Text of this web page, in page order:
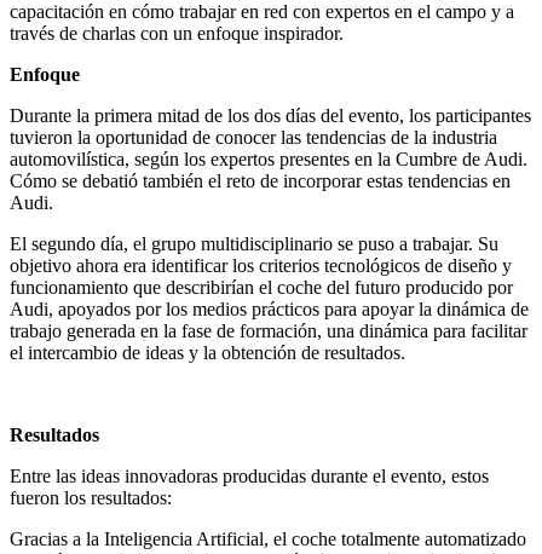
capacitación en cómo trabajar en red con expertos en el campo y a
través de charlas con un enfoque inspirador.
Enfoque
Durante la primera mitad de los dos días del evento, los participantes
tuvieron la oportunidad de conocer las tendencias de la industria
automovilística, según los expertos presentes en la Cumbre de Audi.
Cómo se debatió también el reto de incorporar estas tendencias en
Audi.
El segundo día, el grupo multidisciplinario se puso a trabajar. Su
objetivo ahora era identificar los criterios tecnológicos de diseño y
funcionamiento que describirían el coche del futuro producido por
Audi, apoyados por los medios prácticos para apoyar la dinámica de
trabajo generada en la fase de formación, una dinámica para facilitar
el intercambio de ideas y la obtención de resultados.
Resultados
Entre las ideas innovadoras producidas durante el evento, estos
fueron los resultados:
Gracias a la Inteligencia Artificial, el coche totalmente automatizado